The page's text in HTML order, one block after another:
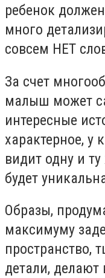
ребенок
много
совсем НЕТ
За счет
малыш может
интересные
характерное, у
видит одну и
будет
Образы,
максимуму
пространство,
детали,